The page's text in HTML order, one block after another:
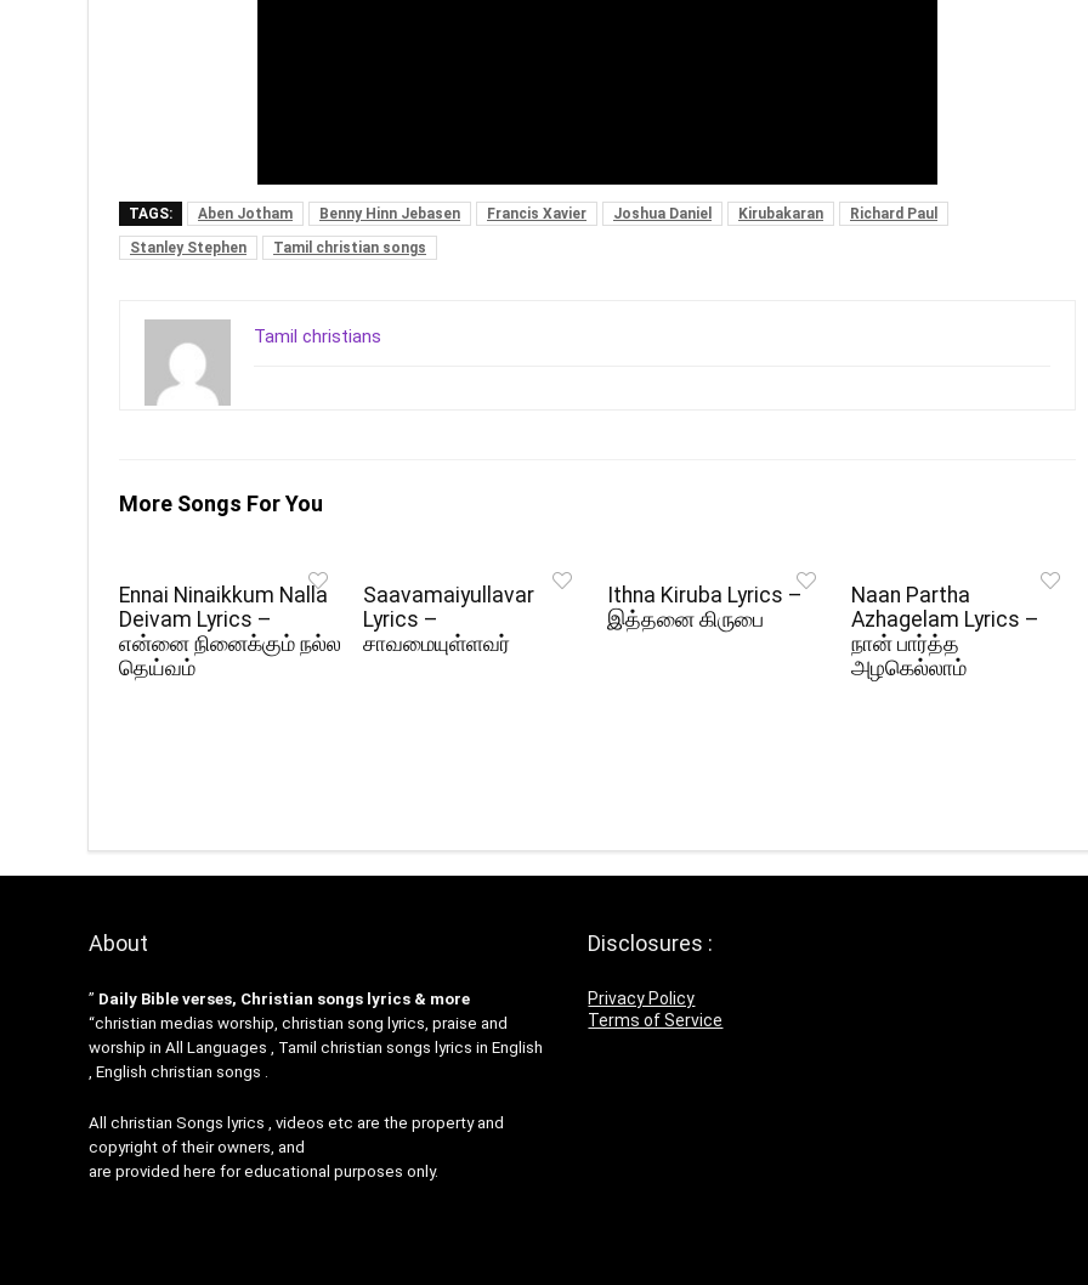
TAGS: Aben Jotham Benny Hinn Jebasen Francis Xavier Joshua Daniel Kirubakaran
Richard Paul
Stanley Stephen
Tamil christian songs
Tamil christians
More Songs For You
Ennai Ninaikkum Nalla
Deivam Lyrics –
என்னை நினைக்கும் நல்ல
தெய்வம்
Saavamaiyullavar
Lyrics –
சாவமையுள்ளவர்
Ithna Kiruba Lyrics –
இத்தனை கிருபை
Naan Partha
Azhagelam Lyrics –
நான் பார்த்த
அழகெல்லாம்
About
” Daily Bible verses, Christian songs lyrics & more
“christian medias worship, christian song lyrics, praise and
worship in All Languages , Tamil christian songs lyrics in English
, English christian songs .
All christian Songs lyrics , videos etc are the property and
copyright of their owners, and
are provided here for educational purposes only.
Disclosures :
Privacy Policy
Terms of Service